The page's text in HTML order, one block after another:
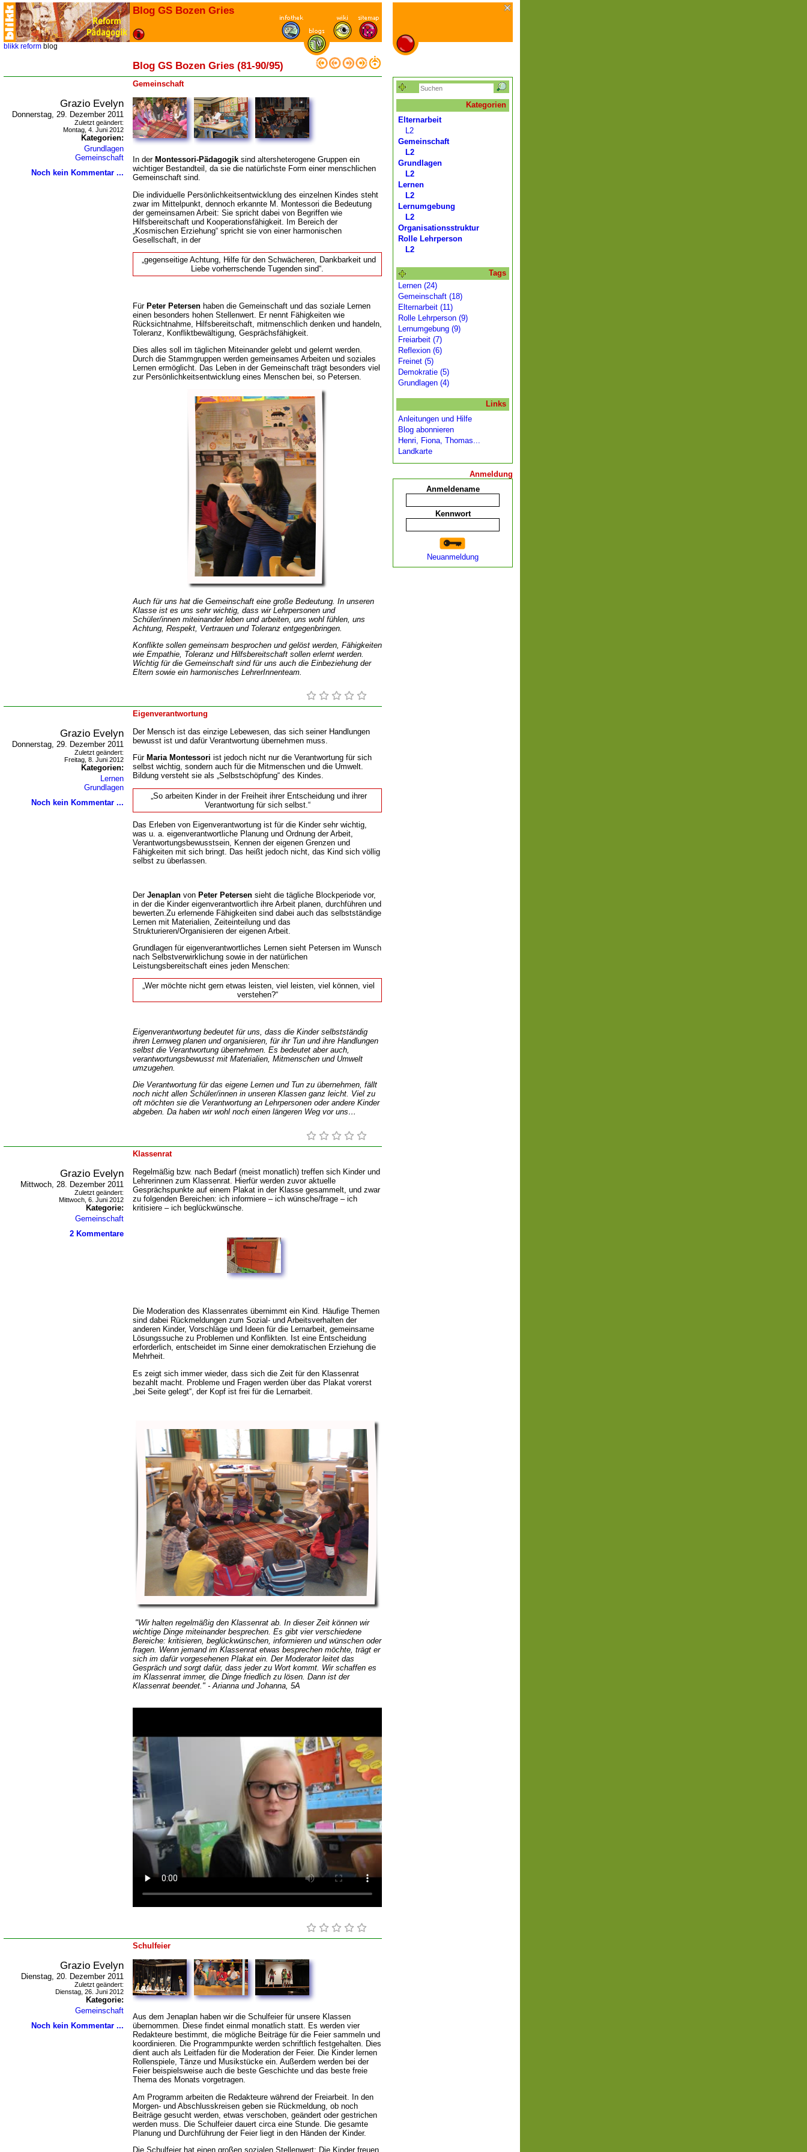
Blog GS Bozen Gries
blikk reform blog
Blog GS Bozen Gries (81-90/95)
Gemeinschaft
Grazio Evelyn
Donnerstag, 29. Dezember 2011
Zuletzt geändert:
Montag, 4. Juni 2012
Kategorien:
Grundlagen
Gemeinschaft
Noch kein Kommentar ...
In der Montessori-Pädagogik sind altersheterogene Gruppen ein
wichtiger Bestandteil, da sie die natürlichste Form einer menschlichen
Gemeinschaft sind.
Die individuelle Persönlichkeitsentwicklung des einzelnen Kindes steht
zwar im Mittelpunkt, dennoch erkannte M. Montessori die Bedeutung
der gemeinsamen Arbeit: Sie spricht dabei von Begriffen wie
Hilfsbereitschaft und Kooperationsfähigkeit. Im Bereich der
Kosmischen Erziehung“ spricht sie von einer harmonischen
Gesellschaft, in der
gegenseitige Achtung, Hilfe für den Schwächeren, Dankbarkeit und
Liebe vorherrschende Tugenden sind“.
Für Peter Petersen haben die Gemeinschaft und das soziale Lernen
einen besonders hohen Stellenwert. Er nennt Fähigkeiten wie
Rücksichtnahme, Hilfsbereitschaft, mitmenschlich denken und handeln,
Toleranz, Konfliktbewältigung, Gesprächsfähigkeit.
Dies alles soll im täglichen Miteinander gelebt und gelernt werden.
Durch die Stammgruppen werden gemeinsames Arbeiten und soziales
Lernen ermöglicht. Das Leben in der Gemeinschaft trägt besonders viel
zur Persönlichkeitsentwicklung eines Menschen bei, so Petersen.
Auch für uns hat die Gemeinschaft eine große Bedeutung. In unseren
Klasse ist es uns sehr wichtig, dass wir Lehrpersonen und
Schüler/innen miteinander leben und arbeiten, uns wohl fühlen, uns
Achtung, Respekt, Vertrauen und Toleranz entgegenbringen.
Konflikte sollen gemeinsam besprochen und gelöst werden, Fähigkeiten
wie Empathie, Toleranz und Hilfsbereitschaft sollen erlernt werden.
Wichtig für die Gemeinschaft sind für uns auch die Einbeziehung der
Eltern sowie ein harmonisches LehrerInnenteam.
Eigenverantwortung
Grazio Evelyn
Donnerstag, 29. Dezember 2011
Zuletzt geändert:
Freitag, 8. Juni 2012
Kategorien:
Lernen
Grundlagen
Noch kein Kommentar ...
Der Mensch ist das einzige Lebewesen, das sich seiner Handlungen
bewusst ist und dafür Verantwortung übernehmen muss.
Für Maria Montessori ist jedoch nicht nur die Verantwortung für sich
selbst wichtig, sondern auch für die Mitmenschen und die Umwelt.
Bildung versteht sie als „Selbstschöpfung“ des Kindes.
So arbeiten Kinder in der Freiheit ihrer Entscheidung und ihrer
Verantwortung für sich selbst.“
Das Erleben von Eigenverantwortung ist für die Kinder sehr wichtig,
was u. a. eigenverantwortliche Planung und Ordnung der Arbeit,
Verantwortungsbewusstsein, Kennen der eigenen Grenzen und
Fähigkeiten mit sich bringt. Das heißt jedoch nicht, das Kind sich völlig
selbst zu überlassen.
Der Jenaplan von Peter Petersen sieht die tägliche Blockperiode vor,
in der die Kinder eigenverantwortlich ihre Arbeit planen, durchführen und
bewerten.Zu erlernende Fähigkeiten sind dabei auch das selbstständige
Lernen mit Materialien, Zeiteinteilung und das
Strukturieren/Organisieren der eigenen Arbeit.
Grundlagen für eigenverantwortliches Lernen sieht Petersen im Wunsch
nach Selbstverwirklichung sowie in der natürlichen
Leistungsbereitschaft eines jeden Menschen:
Wer möchte nicht gern etwas leisten, viel leisten, viel können, viel
verstehen?“
Eigenverantwortung bedeutet für uns, dass die Kinder selbstständig
ihren Lernweg planen und organisieren, für ihr Tun und ihre Handlungen
selbst die Verantwortung übernehmen. Es bedeutet aber auch,
verantwortungsbewusst mit Materialien, Mitmenschen und Umwelt
umzugehen.
Die Verantwortung für das eigene Lernen und Tun zu übernehmen, fällt
noch nicht allen Schüler/innen in unseren Klassen ganz leicht. Viel zu
oft möchten sie die Verantwortung an Lehrpersonen oder andere Kinder
abgeben. Da haben wir wohl noch einen längeren Weg vor uns
Klassenrat
Grazio Evelyn
Mittwoch, 28. Dezember 2011
Zuletzt geändert:
Mittwoch, 6. Juni 2012
Kategorie:
Gemeinschaft
2 Kommentare
Regelmäßig bzw. nach Bedarf (meist monatlich) treffen sich Kinder und
Lehrerinnen zum Klassenrat. Hierfür werden zuvor aktuelle
Gesprächspunkte auf einem Plakat in der Klasse gesammelt, und zwar
zu folgenden Bereichen: ich informiere – ich wünsche/frage – ich
kritisiere – ich beglückwünsche.
Die Moderation des Klassenrates übernimmt ein Kind. Häufige Themen
sind dabei Rückmeldungen zum Sozial- und Arbeitsverhalten der
anderen Kinder, Vorschläge und Ideen für die Lernarbeit, gemeinsame
Lösungssuche zu Problemen und Konflikten. Ist eine Entscheidung
erforderlich, entscheidet im Sinne einer demokratischen Erziehung die
Mehrheit.
Es zeigt sich immer wieder, dass sich die Zeit für den Klassenrat
bezahlt macht. Probleme und Fragen werden über das Plakat vorerst
bei Seite gelegt“, der Kopf ist frei für die Lernarbeit.
"Wir halten regelmäßig den Klassenrat ab. In dieser Zeit können wir
wichtige Dinge miteinander besprechen. Es gibt vier verschiedene
Bereiche: kritisieren, beglückwünschen, informieren und wünschen oder
fragen. Wenn jemand im Klassenrat etwas besprechen möchte, trägt er
sich im dafür vorgesehenen Plakat ein. Der Moderator leitet das
Gespräch und sorgt dafür, dass jeder zu Wort kommt. Wir schaffen es
im Klassenrat immer, die Dinge friedlich zu lösen. Dann ist der
Klassenrat beendet." - Arianna und Johanna, 5A
Schulfeier
Grazio Evelyn
Dienstag, 20. Dezember 2011
Zuletzt geändert:
Dienstag, 26. Juni 2012
Kategorie:
Gemeinschaft
Noch kein Kommentar ...
Aus dem Jenaplan haben wir die Schulfeier für unsere Klassen
übernommen. Diese findet einmal monatlich statt. Es werden vier
Redakteure bestimmt, die mögliche Beiträge für die Feier sammeln und
koordinieren. Die Programmpunkte werden schriftlich festgehalten. Dies
dient auch als Leitfaden für die Moderation der Feier. Die Kinder lernen
Rollenspiele, Tänze und Musikstücke ein. Außerdem werden bei der
Feier beispielsweise auch die beste Geschichte und das beste freie
Thema des Monats vorgetragen.
Am Programm arbeiten die Redakteure während der Freiarbeit. In den
Morgen- und Abschlusskreisen geben sie Rückmeldung, ob noch
Beiträge gesucht werden, etwas verschoben, geändert oder gestrichen
werden muss. Die Schulfeier dauert circa eine Stunde. Die gesamte
Planung und Durchführung der Feier liegt in den Händen der Kinder.
Die Schulfeier hat einen großen sozialen Stellenwert: Die Kinder freuen
Kategorien
Elternarbeit
L2
Gemeinschaft
L2
Grundlagen
L2
Lernen
L2
Lernumgebung
L2
Organisationsstruktur
Rolle Lehrperson
L2
Tags
Lernen (24)
Gemeinschaft (18)
Elternarbeit (11)
Rolle Lehrperson (9)
Lernumgebung (9)
Freiarbeit (7)
Reflexion (6)
Freinet (5)
Demokratie (5)
Grundlagen (4)
Links
Anleitungen und Hilfe
Blog abonnieren
Henri, Fiona, Thomas...
Landkarte
Anmeldung
Anmeldename
Kennwort
Neuanmeldung